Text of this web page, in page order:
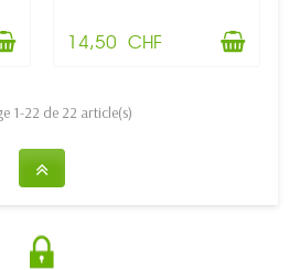
14,50 CHF
1-22 de 22 article(s)